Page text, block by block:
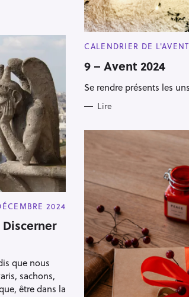
C
T
E
O
CALENDRIER DE
9 – Avent 2024
Se rendre présents les
Lire
2024
que nous
sachons,
être dans la